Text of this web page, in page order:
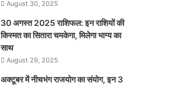
August 30, 2025
30 अगस्त 2025 राशिफल: इन राशियों की
किस्मत का सितारा चमकेगा, मिलेगा भाग्य का
साथ
August 29, 2025
अक्टूबर में नीचभंग राजयोग का संयोग, इन 3